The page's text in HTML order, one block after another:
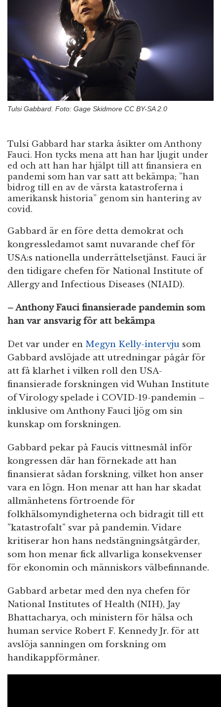
Tulsi Gabbard. Foto: Gage Skidmore CC BY-SA 2.0
Tulsi Gabbard har starka åsikter om Anthony
Fauci. Hon tycks mena att han har ljugit under
ed och att han har hjälpt till att finansiera en
pandemi som han var satt att bekämpa; ”han
bidrog till en av de värsta katastroferna i
amerikansk historia” genom sin hantering av
covid.
Gabbard är en före detta demokrat och
kongressledamot samt nuvarande chef för
USA:s nationella underrättelsetjänst. Fauci är
den tidigare chefen för National Institute of
Allergy and Infectious Diseases (NIAID).
– Anthony Fauci finansierade pandemin som
han var ansvarig för att bekämpa
Det var under en Megyn Kelly-intervju som
Gabbard avslöjade att utredningar pågår för
att få klarhet i vilken roll den USA-
finansierade forskningen vid Wuhan Institute
of Virology spelade i COVID-19-pandemin –
inklusive om Anthony Fauci ljög om sin
kunskap om forskningen.
Gabbard pekar på Faucis vittnesmål inför
kongressen där han förnekade att han
finansierat sådan forskning, vilket hon anser
vara en lögn. Hon menar att han har skadat
allmänhetens förtroende för
folkhälsomyndigheterna och bidragit till ett
”katastrofalt” svar på pandemin. Vidare
kritiserar hon hans nedstängningsåtgärder,
som hon menar fick allvarliga konsekvenser
för ekonomin och människors välbefinnande.
Gabbard arbetar med den nya chefen för
National Institutes of Health (NIH), Jay
Bhattacharya, och ministern för hälsa och
human service Robert F. Kennedy Jr. för att
avslöja sanningen om forskning om
handikappförmåner.